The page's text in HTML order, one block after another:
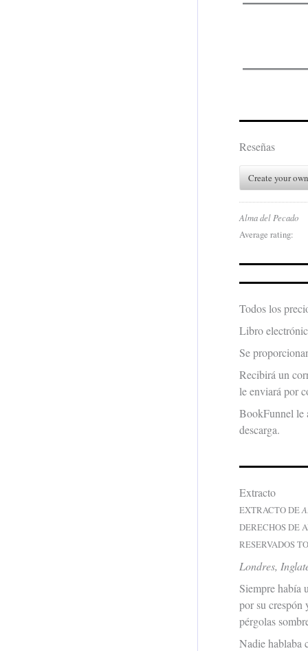
Reseñas
Create your
Alma del Pecado
Average rating:
Todos los
Libro
Se
Recibirá un
le enviará por
BookFunnel le
descarga.
Extracto
EXTRACTO DE
DERECHOS DE
RESERVADOS
Londres,
Siempre había
por su crespón
pérgolas
Nadie hablaba